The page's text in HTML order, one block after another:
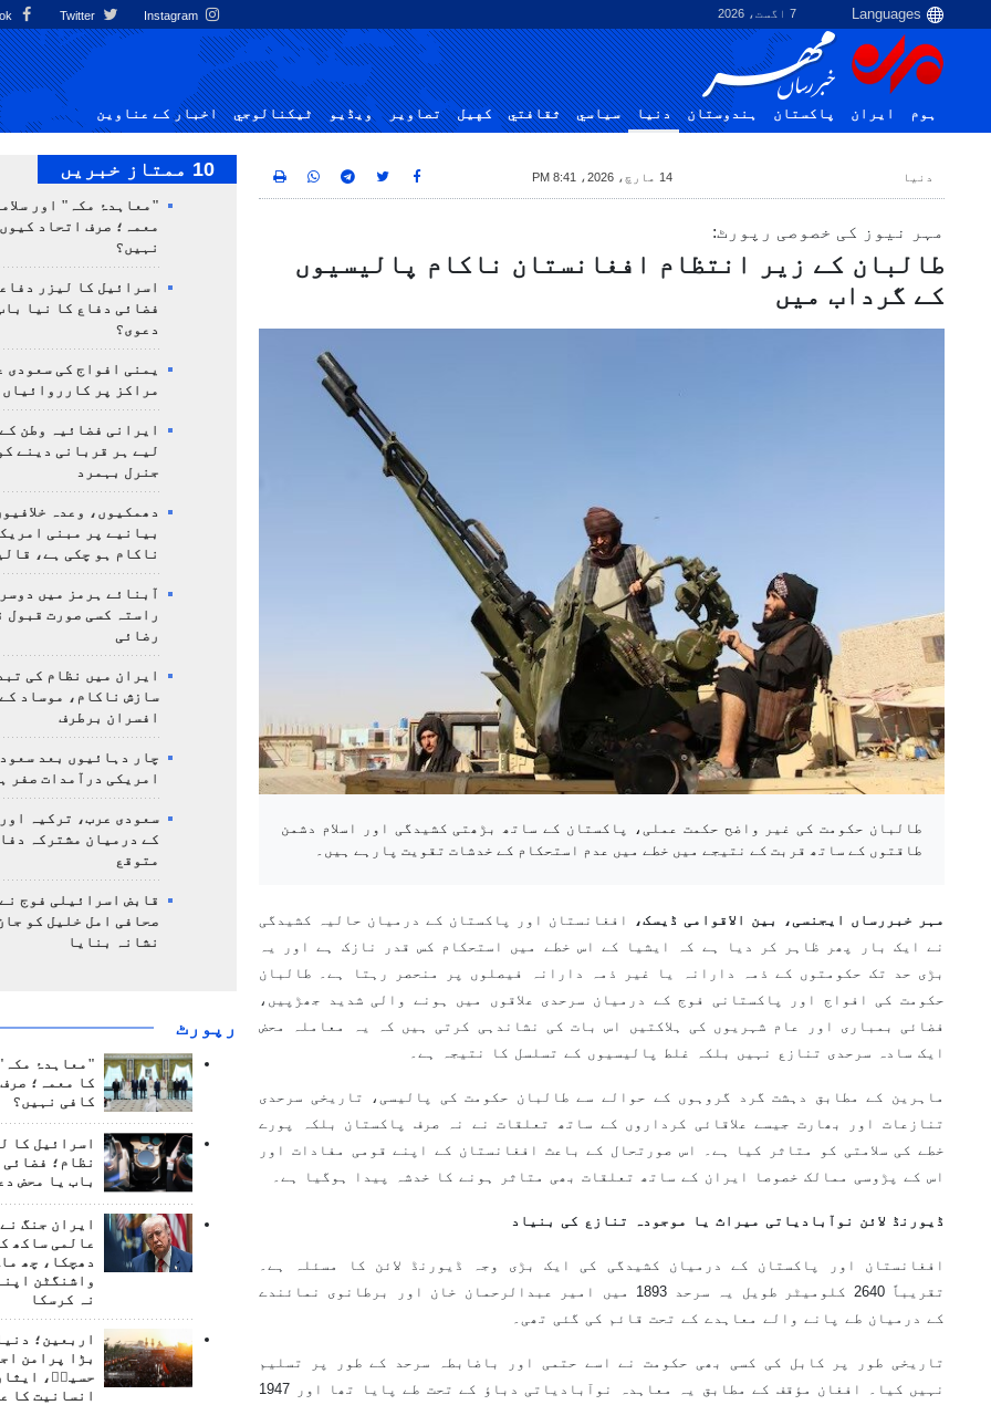
7 اگست، 2026 Instagram
ہوم ایران پاکستان ہندوستان دنیا سياسي ثقافتي کهيل تصاوير ویڈیو ٹيكنالوجي اخبار کے عناوین
دنیا 14 مارچ، 2026، 8:41 PM
مہر نیوز کی خصوصی رپورٹ:
طالبان کے زیر انتظام افغانستان ناکام پالیسیوں
کے گرداب میں
طالبان حکومت کی غیر واضح حکمت عملی، پاکستان کے ساتھ بڑھتی کشیدگی اور اسلام دشمن
طاقتوں کے ساتھ قربت کے نتیجے میں خطے میں عدم استحکام کے خدشات تقویت پارہے ہیں۔
مہر خبررساں ایجنسی، بین الاقوامی ڈیسک،
افغانستان اور پاکستان کے درمیان حالیہ کشیدگی
نے ایک بار پھر ظاہر کر دیا ہے کہ ایشیا کے اس خطے میں استحکام کس قدر نازک ہے اور یہ
بڑی حد تک حکومتوں کے ذمہ دارانہ یا غیر ذمہ دارانہ فیصلوں پر منحصر رہتا ہے۔ طالبان
حکومت کی افواج اور پاکستانی فوج کے درمیان سرحدی علاقوں میں ہونے والی شدید جھڑپیں،
فضائی بمباری اور عام شہریوں کی ہلاکتیں اس بات کی نشاندہی کرتی ہیں کہ یہ معاملہ محض
ایک سادہ سرحدی تنازع نہیں بلکہ غلط پالیسیوں کے تسلسل کا نتیجہ ہے۔
ماہرین کے مطابق دہشت گرد گروہوں کے حوالے سے طالبان حکومت کی پالیسی، تاریخی سرحدی
تنازعات اور بھارت جیسے علاقائی کرداروں کے ساتھ تعلقات نے نہ صرف پاکستان بلکہ پورے
خطے کی سلامتی کو متاثر کیا ہے۔ اس صورتحال کے باعث افغانستان کے اپنے قومی مفادات اور
اس کے پڑوسی ممالک خصوصا ایران کے ساتھ تعلقات بھی متاثر ہونے کا خدشہ پیدا ہوگیا ہے۔
ڈیورنڈ لائن نوآبادیاتی میراث یا موجودہ تنازع کی بنیاد
افغانستان اور پاکستان کے درمیان کشیدگی کی ایک بڑی وجہ ڈیورنڈ لائن کا مسئلہ ہے۔
تقریباً 2640 کلومیٹر طویل یہ سرحد 1893 میں امیر عبدالرحمان خان اور برطانوی نمائندے
کے درمیان طے پانے والے معاہدے کے تحت قائم کی گئی تھی۔
تاریخی طور پر کابل کی کسی بھی حکومت نے اسے حتمی اور باضابطہ سرحد کے طور پر تسلیم
نہیں کیا۔ افغان مؤقف کے مطابق یہ معاہدہ نوآبادیاتی دباؤ کے تحت طے پایا تھا اور 1947
10 ممتاز خبریں
"معاہدۂ مکہ" اور
معمہ؛ صرف اتحاد
نہیں؟
اسرائیل کا لیزر
فضائی دفاع کا نیا
دعوی؟
یمنی افواج کی سعودی
مراکز پر کارروائیاں
ایرانی فضائیہ وطن
لیے ہر قربانی دینے
جنرل بہمرد
دھمکیوں، وعدہ
بیانیے پر مبنی
ناکام ہو چکی ہے،
آبنائے ہرمز میں
راستہ کسی صورت قبول
رضائی
ایران میں نظام کی
سازش ناکام، موساد
افسران برطرف
چار دہائیوں بعد
امریکی درآمدات صفر
سعودی عرب، ترکیہ
کے درمیان مشترکہ
متوقع
قابض اسرائیلی فوج
صحافی امل خلیل کو
نشانہ بنایا
رپورٹ
"معاہدۂ
کا معمہ؛
کافی نہیں؟
اسرائیل کا
نظام؛ فضائی
باب یا محض
ایران جنگ
عالمی ساکھ
دھچکا، چھ
واشنگٹن
نہ کرسکا
اربعین؛
بڑا پرامن
حسینؑ،
انسانیت کا